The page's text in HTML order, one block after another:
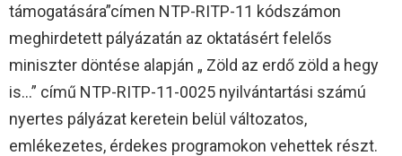
támogatására”címen NTP-RITP-11 kódszámon
meghirdetett pályázatán az oktatásért felelős
miniszter döntése alapján „ Zöld az erdő zöld a hegy
is…” című NTP-RITP-11-0025 nyilvántartási számú
nyertes pályázat keretein belül változatos,
emlékezetes, érdekes programokon vehettek részt.